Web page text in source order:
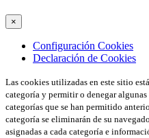
×
Configuración Cookies
Declaración de Cookies
Las cookies utilizadas en este sitio
categoría y permitir o denegar
categorías que se han permitido
categoría se eliminarán de su
asignadas a cada categoría e